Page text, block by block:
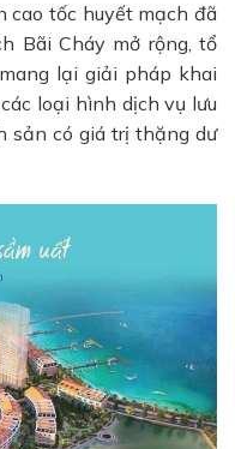
cao tốc huyết mạch đã
Bãi Cháy mở rộng, tổ
lại giải pháp khai
loại hình dịch vụ lưu
sản có giá trị thặng dư